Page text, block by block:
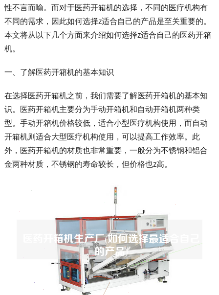
性不言而喻。而对于医药开箱机的选择，不同的医疗机构有
不同的需求，因此如何选择z适合自己的产品是至关重要的。
本文将从以下几个方面来介绍如何选择z适合自己的医药开箱
机。
一、了解医药开箱机的基本知识
在选择医药开箱机之前，我们需要了解医药开箱机的基本知
识。医药开箱机主要分为手动开箱机和自动开箱机两种类
型。手动开箱机价格较低，适合小型医疗机构使用，而自动
开箱机则适合大型医疗机构使用，可以提高工作效率。此
外，医药开箱机的材质也非常重要，一般分为不锈钢和铝合
金两种材质，不锈钢的寿命较长，但价格也z高。